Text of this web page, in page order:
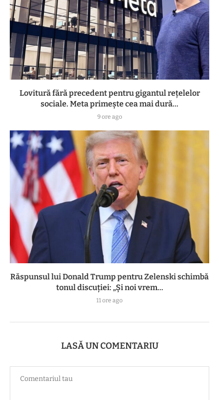
Lovitură fără precedent pentru gigantul rețelelor
sociale. Meta primește cea mai dură...
9 ore ago
Răspunsul lui Donald Trump pentru Zelenski schimbă
tonul discuției: „Și noi vrem...
11 ore ago
LASĂ UN COMENTARIU